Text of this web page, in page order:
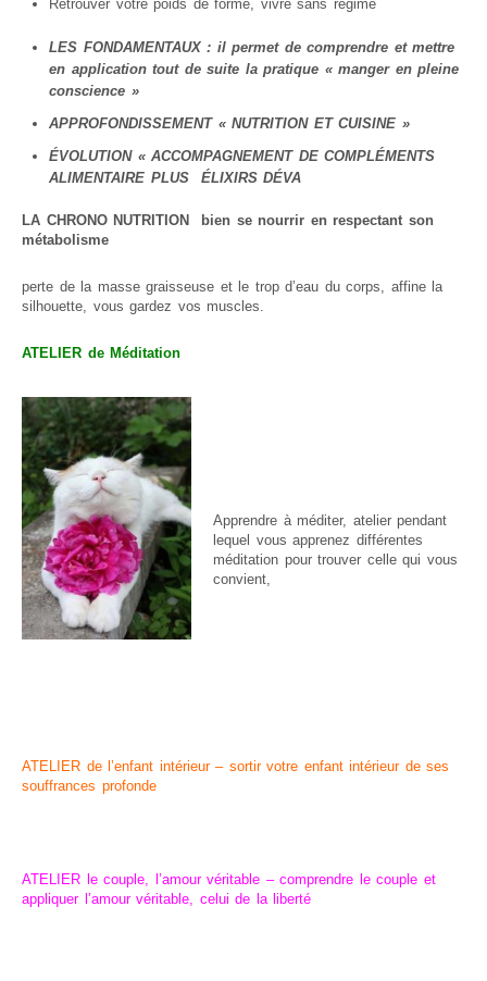
Retrouver votre poids de forme, vivre sans régime
LES FONDAMENTAUX : il permet de comprendre et mettre
en application tout de suite la pratique « manger en pleine
conscience »
APPROFONDISSEMENT « NUTRITION ET CUISINE »
ÉVOLUTION « ACCOMPAGNEMENT DE COMPLÉMENTS
ALIMENTAIRE PLUS ÉLIXIRS DÉVA
LA CHRONO NUTRITION bien se nourrir en respectant son
métabolisme
perte de la masse graisseuse et le trop d’eau du corps, affine la
silhouette, vous gardez vos muscles.
ATELIER de Méditation
Apprendre à méditer, atelier pendant
lequel vous apprenez différentes
méditation pour trouver celle qui vous
convient,
ATELIER de l’enfant intérieur – sortir votre enfant intérieur de ses
souffrances profonde
ATELIER le couple, l’amour véritable – comprendre le couple et
appliquer l’amour véritable, celui de la liberté